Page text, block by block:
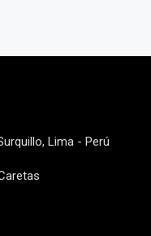
Lima - Perú